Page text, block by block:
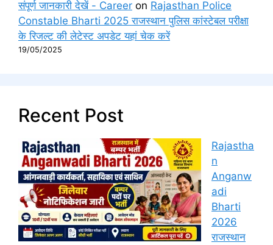
संपूर्ण जानकारी देखें - Career on Rajasthan Police
Constable Bharti 2025 राजस्थान पुलिस कांस्टेबल परीक्षा
के रिजल्ट की लेटेस्ट अपडेट यहां चेक करें
19/05/2025
Recent Post
Rajastha
n
Anganw
adi
Bharti
2026
राजस्थान